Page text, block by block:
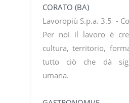
CORATO (BA)
Lavoropiù S.p.a. 3.5 -
Per noi il lavoro è
cultura, territorio,
tutto ciò che dà
umana.